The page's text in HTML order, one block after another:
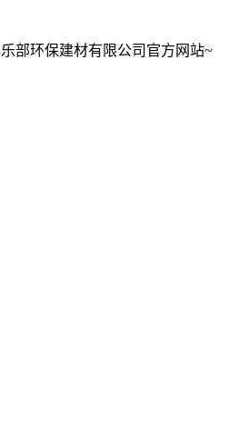
部环保建材有限公司官方网站~